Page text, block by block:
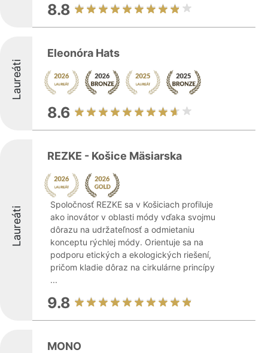
8.8
Laureáti
Eleonóra Hats
8.6
Laureáti
REZKE - Košice Mäsiarska
Spoločnosť REZKE sa v Košiciach profiluje
ako inovátor v oblasti módy vďaka svojmu
dôrazu na udržateľnosť a odmietaniu
konceptu rýchlej módy. Orientuje sa na
podporu etických a ekologických riešení,
pričom kladie dôraz na cirkulárne princípy
...
9.8
MONO